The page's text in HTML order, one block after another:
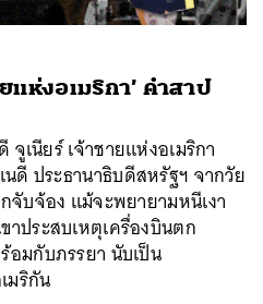
แห่งอเมริกา’ คำสาป
จูเนียร์ เจ้าชายแห่งอเมริกา
ดี ประธานาธิบดีสหรัฐฯ จากวัย
จับจ้อง แม้จะพยายามหนีเงา
าประสบเหตุเครื่องบินตก
อมกับภรรยา นับเป็น
มริกัน